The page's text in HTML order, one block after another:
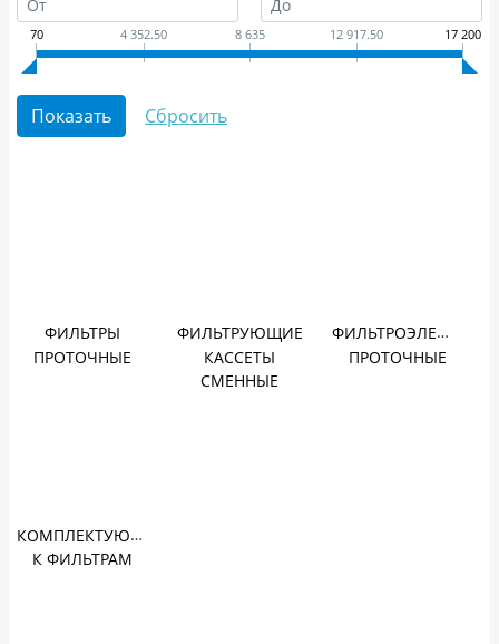
70 4 352.50 8 635 12 917.50 17 200
ФИЛЬТРЫ
ПРОТОЧНЫЕ
ФИЛЬТРУЮЩИЕ
КАССЕТЫ
СМЕННЫЕ
ФИЛЬТРОЭЛЕМЕНТЫ
ПРОТОЧНЫЕ
КОМПЛЕКТУЮЩИЕ
К ФИЛЬТРАМ